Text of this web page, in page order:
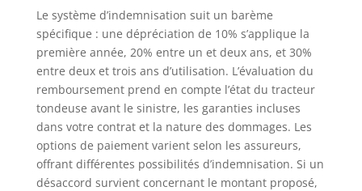
Le système d’indemnisation suit un barème
spécifique : une dépréciation de 10% s’applique la
première année, 20% entre un et deux ans, et 30%
entre deux et trois ans d’utilisation. L’évaluation du
remboursement prend en compte l’état du tracteur
tondeuse avant le sinistre, les garanties incluses
dans votre contrat et la nature des dommages. Les
options de paiement varient selon les assureurs,
offrant différentes possibilités d’indemnisation. Si un
désaccord survient concernant le montant proposé,